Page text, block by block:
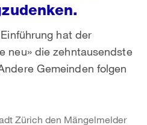
hat der
neu» die zehntausendste
Gemeinden folgen
Zürich den Mängelmelder